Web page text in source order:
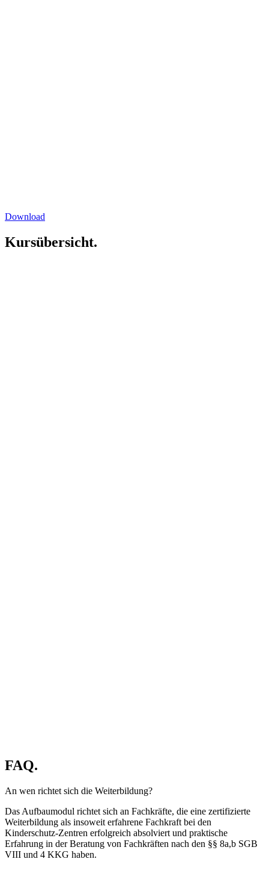
Download
Kursübersicht.
FAQ.
An wen richtet sich die Weiterbildung?
Das Aufbaumodul richtet sich an Fachkräfte, die eine zertifizierte
Weiterbildung als insoweit erfahrene Fachkraft bei den
Kinderschutz-Zentren erfolgreich absolviert und praktische
Erfahrung in der Beratung von Fachkräften nach den §§ 8a,b SGB
VIII und 4 KKG haben.